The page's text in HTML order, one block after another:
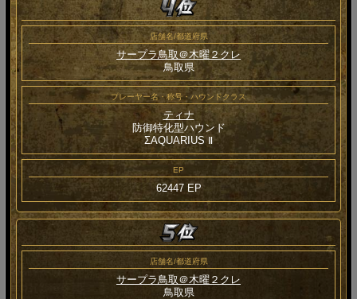
店舗名/都道府県
サープラ鳥取＠木曜２クレ
鳥取県
プレーヤー名・称号・ハウンドクラス
ティナ
防御特化型ハウンド
ΣAQUARIUS Ⅱ
EP
62447 EP
店舗名/都道府県
サープラ鳥取＠木曜２クレ
鳥取県